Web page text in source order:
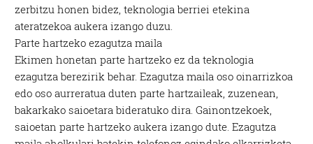
zerbitzu honen bidez, teknologia berriei etekina
ateratzekoa aukera izango duzu.
Parte hartzeko ezagutza maila
Ekimen honetan parte hartzeko ez da teknologia
ezagutza berezirik behar. Ezagutza maila oso oinarrizkoa
edo oso aurreratua duten parte hartzaileak, zuzenean,
bakarkako saioetara bideratuko dira. Gainontzekoek,
saioetan parte hartzeko aukera izango dute. Ezagutza